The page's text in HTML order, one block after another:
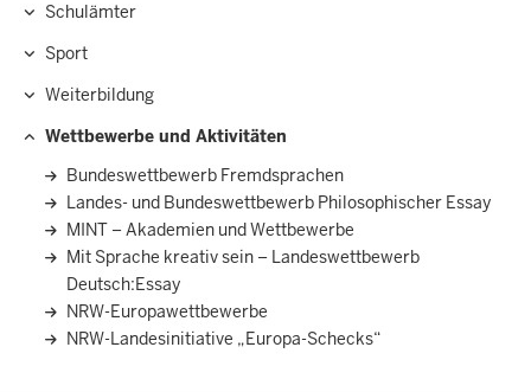
Schulämter
Sport
Weiterbildung
Wettbewerbe und Aktivitäten
Bundeswettbewerb Fremdsprachen
Landes- und Bundeswettbewerb Philosophischer Essay
MINT – Akademien und Wettbewerbe
Mit Sprache kreativ sein – Landeswettbewerb
Deutsch:Essay
NRW-Europawettbewerbe
NRW-Landesinitiative „Europa-Schecks“